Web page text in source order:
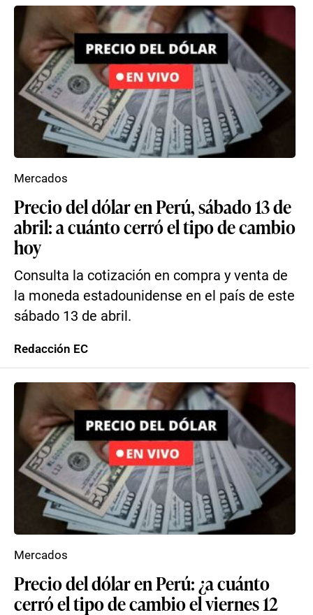
Precio del dólar en Perú, sábado 13 de
abril: a cuánto cerró el tipo de cambio
hoy
Consulta la cotización en compra y venta de
la moneda estadounidense en el país de este
sábado 13 de abril.
Mercados
Redacción EC
Precio del dólar en Perú: ¿a cuánto
cerró el tipo de cambio el viernes 12
Mercados